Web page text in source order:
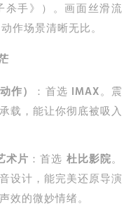
手》）。画面丝滑流
作场景清晰无比。
作）
：首选 IMAX。震
载，能让你彻底被吸入
术片 ：首选 杜比影院。
设计，能完美还原导演
效的微妙情绪。